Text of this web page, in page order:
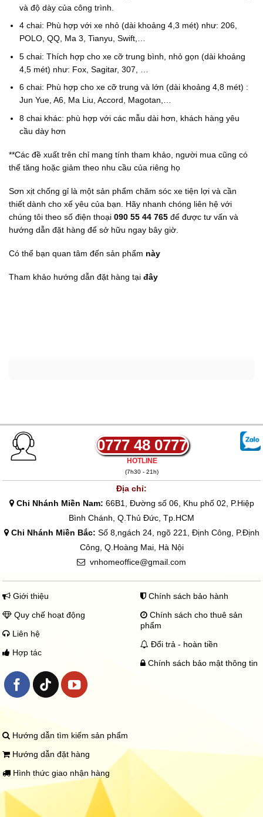
và độ dày của công trình.
4 chai: Phù hợp với xe nhỏ (dài khoảng 4,3 mét) như: 206,
POLO, QQ, Ma 3, Tianyu, Swift,…
5 chai: Thích hợp cho xe cỡ trung bình, nhỏ gọn (dài khoảng
4,5 mét) như: Fox, Sagitar, 307, …
6 chai: Phù hợp cho xe cỡ trung và lớn (dài khoảng 4,8 mét) :
Jun Yue, A6, Ma Liu, Accord, Magotan,…
8 chai khác: phù hợp với các mẫu dài hơn, khách hàng yêu
cầu dày hơn
**Các đề xuất trên chỉ mang tính tham khảo, người mua cũng có
thể tăng hoặc giảm theo nhu cầu của riêng họ
Sơn xịt chống gỉ là một sản phẩm chăm sóc xe tiện lợi và cần
thiết dành cho xế yêu của bạn. Hãy nhanh chóng liên hệ với
chúng tôi theo số điện thoại 090 55 44 765 để được tư vấn và
hướng dẫn đặt hàng để sở hữu ngay bây giờ.
Có thể bạn quan tâm đến sản phẩm này
Tham khảo hướng dẫn đặt hàng tại đây
0777 48 0777
HOTLINE
(7h30 - 21h)
Địa chỉ:
Chi Nhánh Miền Nam: 66B1, Đường số 06, Khu phố 02, P.Hiệp
Bình Chánh, Q.Thủ Đức, Tp.HCM
Chi Nhánh Miền Bắc: Số 8,ngách 24, ngõ 221, Định Công, P.Định
Công, Q.Hoàng Mai, Hà Nội
vnhomeoffice@gmail.com
Giới thiệu
Quy chế hoạt động
Liên hệ
Hợp tác
Chính sách bảo hành
Chính sách cho thuê sản
phẩm
Đổi trả - hoàn tiền
Chính sách bảo mật thông tin
Hướng dẫn tìm kiếm sản phẩm
Hướng dẫn đặt hàng
Hình thức giao nhận hàng